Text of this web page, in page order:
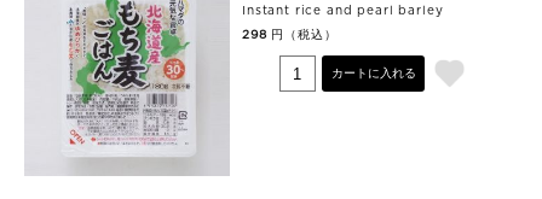
Instant rice and pearl barley
298 円（税込）
カートに入れる